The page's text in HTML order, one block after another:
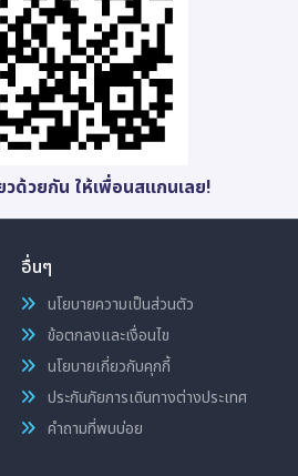
วด้วยกัน ให้เพื่อนสแกนเลย!
อื่นๆ
นโยบายความเป็นส่วนตัว
ข้อตกลงและเงื่อนไข
นโยบายเกี่ยวกับคุกกี้
ประกันภัยการเดินทางต่างประเทศ
คำถามที่พบบ่อย